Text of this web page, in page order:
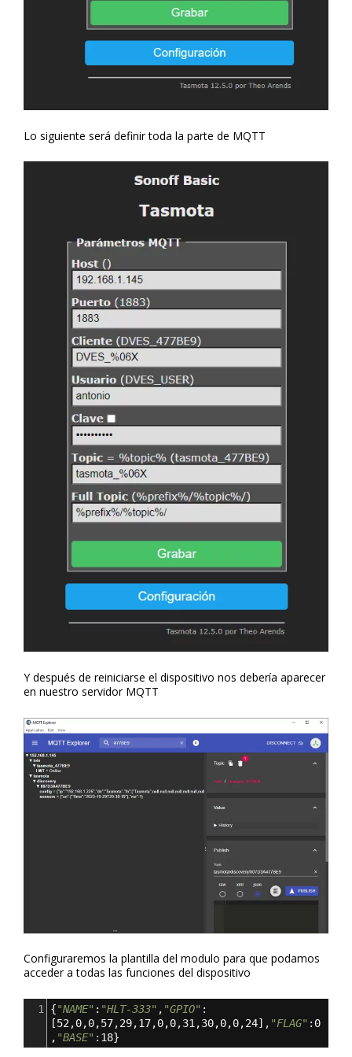
Lo siguiente será definir toda la parte de MQTT
Y después de reiniciarse el dispositivo nos debería aparecer
en nuestro servidor MQTT
Configuraremos la plantilla del modulo para que podamos
acceder a todas las funciones del dispositivo
1 {"NAME" : "HLT-333" , "GPIO" :
[52 ,0,0,57,29,17,0,0,31 ,30,0,0,24], "FLAG" :0
, "BASE" :18}